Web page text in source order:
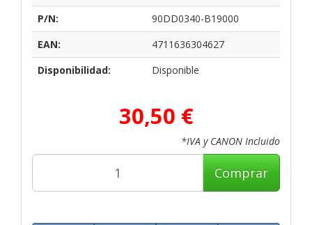
P/N:
90DD0340-B19000
EAN:
4711636304627
Disponibilidad:
Disponible
30,50 €
*IVA y CANON Incluido
Comprar